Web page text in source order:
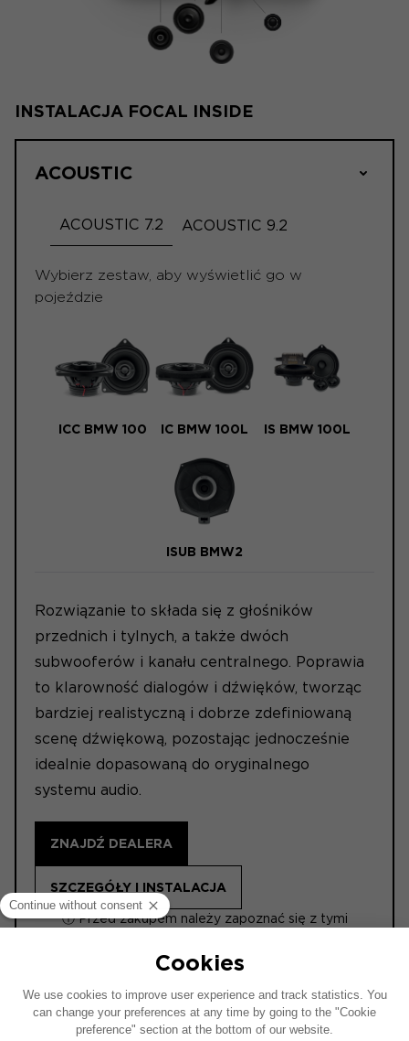
INSTALACJA FOCAL INSIDE
ACOUSTIC
ACOUSTIC 7.2 ACOUSTIC 9.2
Wybierz zestaw, aby wyświetlić go w
pojeździe
ICC BMW 100 IC BMW 100L IS BMW 100L
ISUB BMW2
Rozwiązanie to składa się z głośników
przednich i tylnych, a także dwóch
subwooferów i kanału centralnego. Poprawia
to klarowność dialogów i dźwięków, tworząc
bardziej realistyczną i dobrze zdefiniowaną
scenę dźwiękową, pozostając jednocześnie
idealnie dopasowaną do oryginalnego
systemu audio.
ZNAJDŹ DEALERA
SZCZEGÓŁY I INSTALACJA
ⓘ Przed zakupem należy zapoznać się z tymi
ACTIVE 6.2